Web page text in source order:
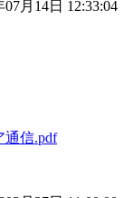
月14日 12:33:04
通信.pdf